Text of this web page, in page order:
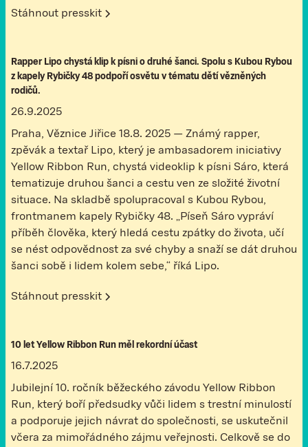
Stáhnout presskit
Rapper Lipo chystá klip k písni o druhé šanci. Spolu s Kubou Rybou
z kapely Rybičky 48 podpoří osvětu v tématu dětí vězněných
rodičů.
26.9.2025
Praha, Věznice Jiřice 18.8. 2025 — Známý rapper,
zpěvák a textař Lipo, který je ambasadorem iniciativy
Yellow Ribbon Run, chystá videoklip k písni Sáro, která
tematizuje druhou šanci a cestu ven ze složité životní
situace. Na skladbě spolupracoval s Kubou Rybou,
frontmanem kapely Rybičky 48. „Píseň Sáro vypráví
příběh člověka, který hledá cestu zpátky do života, učí
se nést odpovědnost za své chyby a snaží se dát druhou
šanci sobě i lidem kolem sebe,“ říká Lipo.
Stáhnout presskit
10 let Yellow Ribbon Run měl rekordní účast
16.7.2025
Jubilejní 10. ročník běžeckého závodu Yellow Ribbon
Run, který boří předsudky vůči lidem s trestní minulostí
a podporuje jejich návrat do společnosti, se uskutečnil
včera za mimořádného zájmu veřejnosti. Celkově se do